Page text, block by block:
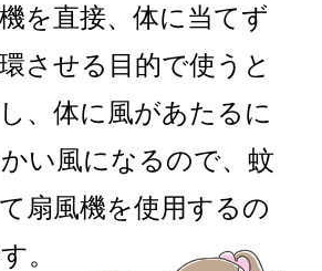
を直接、体に当てず
させる目的で使うと
、体に風があたるに
い風になるので、蚊
扇風機を使用するの
。